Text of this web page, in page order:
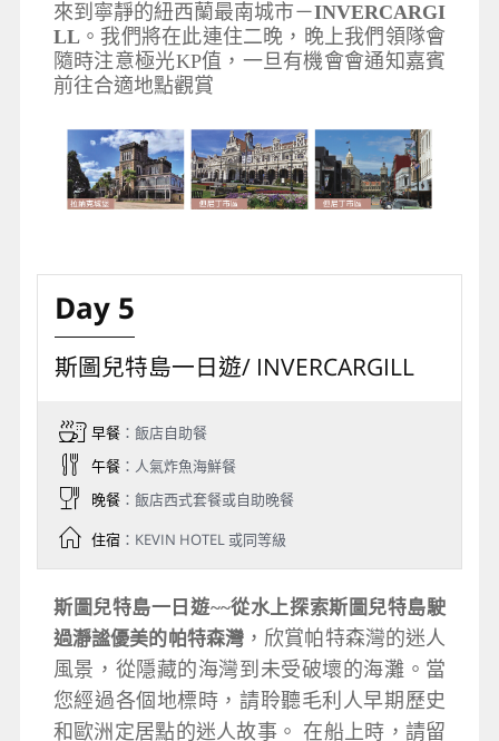
來到寧靜的紐西蘭最南城市－INVERCARGI
LL 。我們將在此連住二晚，晚上我們領隊會
隨時注意極光KP值，一旦有機會會通知嘉賓
前往合適地點觀賞
Day 5
斯圖兒特島一日遊/ INVERCARGILL
早餐：飯店自助餐
午餐：人氣炸魚海鮮餐
晚餐：飯店西式套餐或自助晚餐
住宿：KEVIN HOTEL 或同等級
斯圖兒特島一日遊~~從水上探索斯圖兒特島駛
過瀞謐優美的帕特森灣 ， 欣賞帕特森灣的迷人
風景，從隱藏的海灣到未受破壞的海灘。當
您經過各個地標時，請聆聽毛利人早期歷史
和歐洲定居點的迷人故事。 在船上時，請留